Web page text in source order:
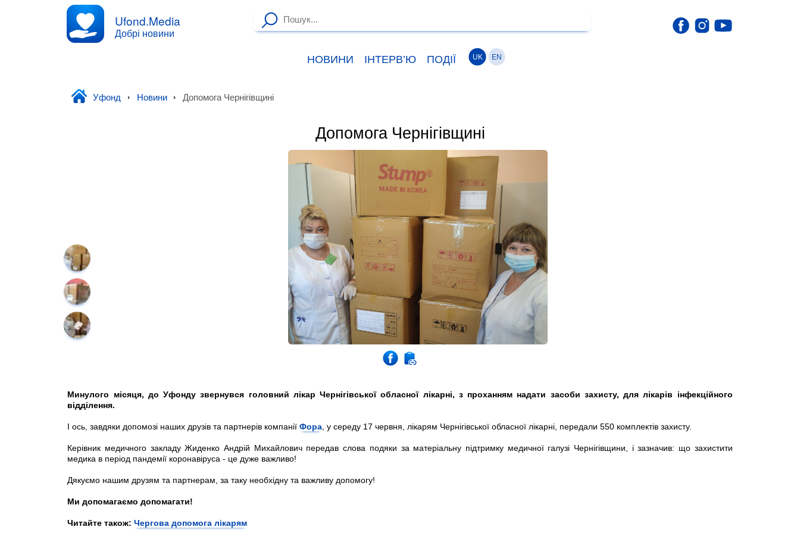
Ufond.Media
Добрі новини
НОВИНИ ІНТЕРВ’Ю ПОДІЇ UK EN
Уфонд Новини Допомога Чернігівщині
Допомога Чернігівщині
Минулого місяця, до Уфонду звернувся головний лікар Чернігівської обласної лікарні, з проханням надати засоби захисту, для лікарів інфекційного
відділення.
І ось, завдяки допомозі наших друзів та партнерів компанії Фора ,у середу 17 червня , лікарям Чернігівської обласної лікарні, передали 550 комплектів захисту.
Керівник медичного закладу Жиденко Андрій Михайлович передав слова подяки за матеріальну підтримку медичної галузі Чернігівщини, і зазначив: що захистити
медика в період пандемії коронавіруса - це дуже важливо!
Дякуємо нашим друзям та партнерам, за таку необхідну та важливу допомогу!
Ми допомагаємо допомагати!
Читайте також:Чергова допомога лікарям